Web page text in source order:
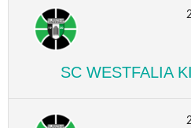
SC WESTFALIA